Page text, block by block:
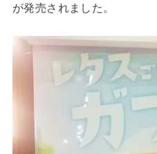
が発売されました。